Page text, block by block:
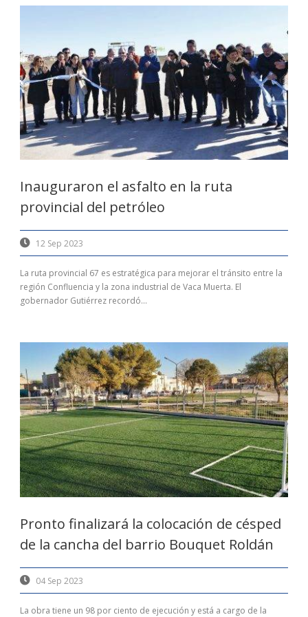
Inauguraron el asfalto en la ruta
provincial del petróleo
12 Sep 2023
La ruta provincial 67 es estratégica para mejorar el tránsito entre la
región Confluencia y la zona industrial de Vaca Muerta. El
gobernador Gutiérrez recordó...
Pronto finalizará la colocación de césped
de la cancha del barrio Bouquet Roldán
04 Sep 2023
La obra tiene un 98 por ciento de ejecución y está a cargo de la